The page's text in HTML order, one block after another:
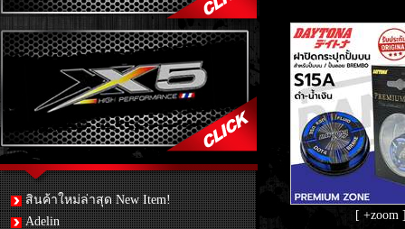
สินค้าใหม่ล่าสุด New Item!
Adelin
[ +zoom